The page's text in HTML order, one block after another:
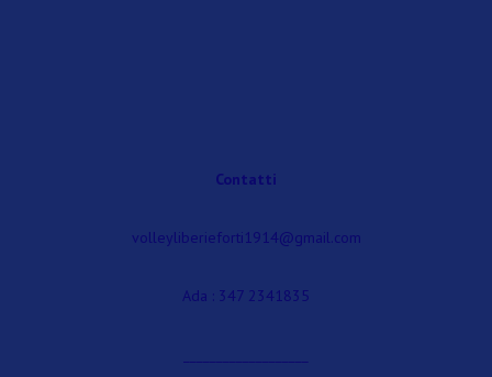
Contatti
volleyliberieforti1914@gmail.com
Ada : 347 2341835